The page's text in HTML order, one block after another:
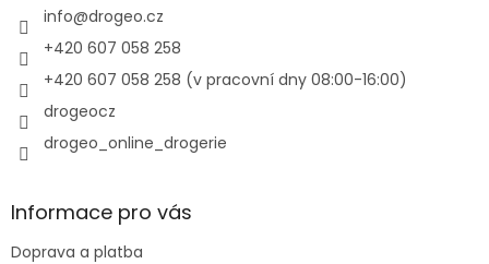
info@drogeo.cz
+420 607 058 258
+420 607 058 258 (v pracovní dny 08:00-16:00)
drogeocz
drogeo_online_drogerie
Informace pro vás
Doprava a platba